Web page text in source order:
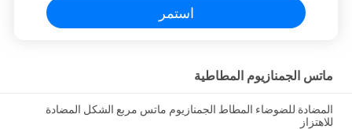
استمر
ماتس الجمنازيوم المطاطية
المضادة للضوضاء المطاط الجمنازيوم ماتس مربع الشكل المضادة
للاهتزاز